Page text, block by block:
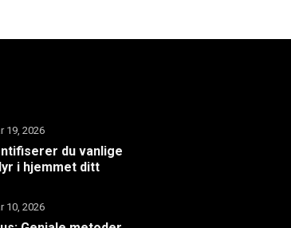
19, 2026
du vanlige
i hjemmet ditt
10, 2026